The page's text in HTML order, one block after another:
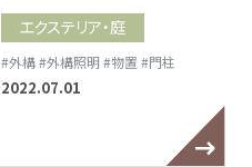
エクステリア・庭
#外構#外構照明 #物置 #門柱
2022.07.01